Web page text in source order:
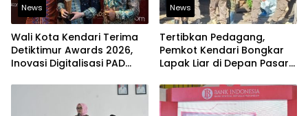
News
Wali Kota Kendari Terima
Detiktimur Awards 2026,
Inovasi Digitalisasi PAD
News
Tertibkan Pedagang,
Pemkot Kendari Bongkar
Lapak Liar di Depan Pasar